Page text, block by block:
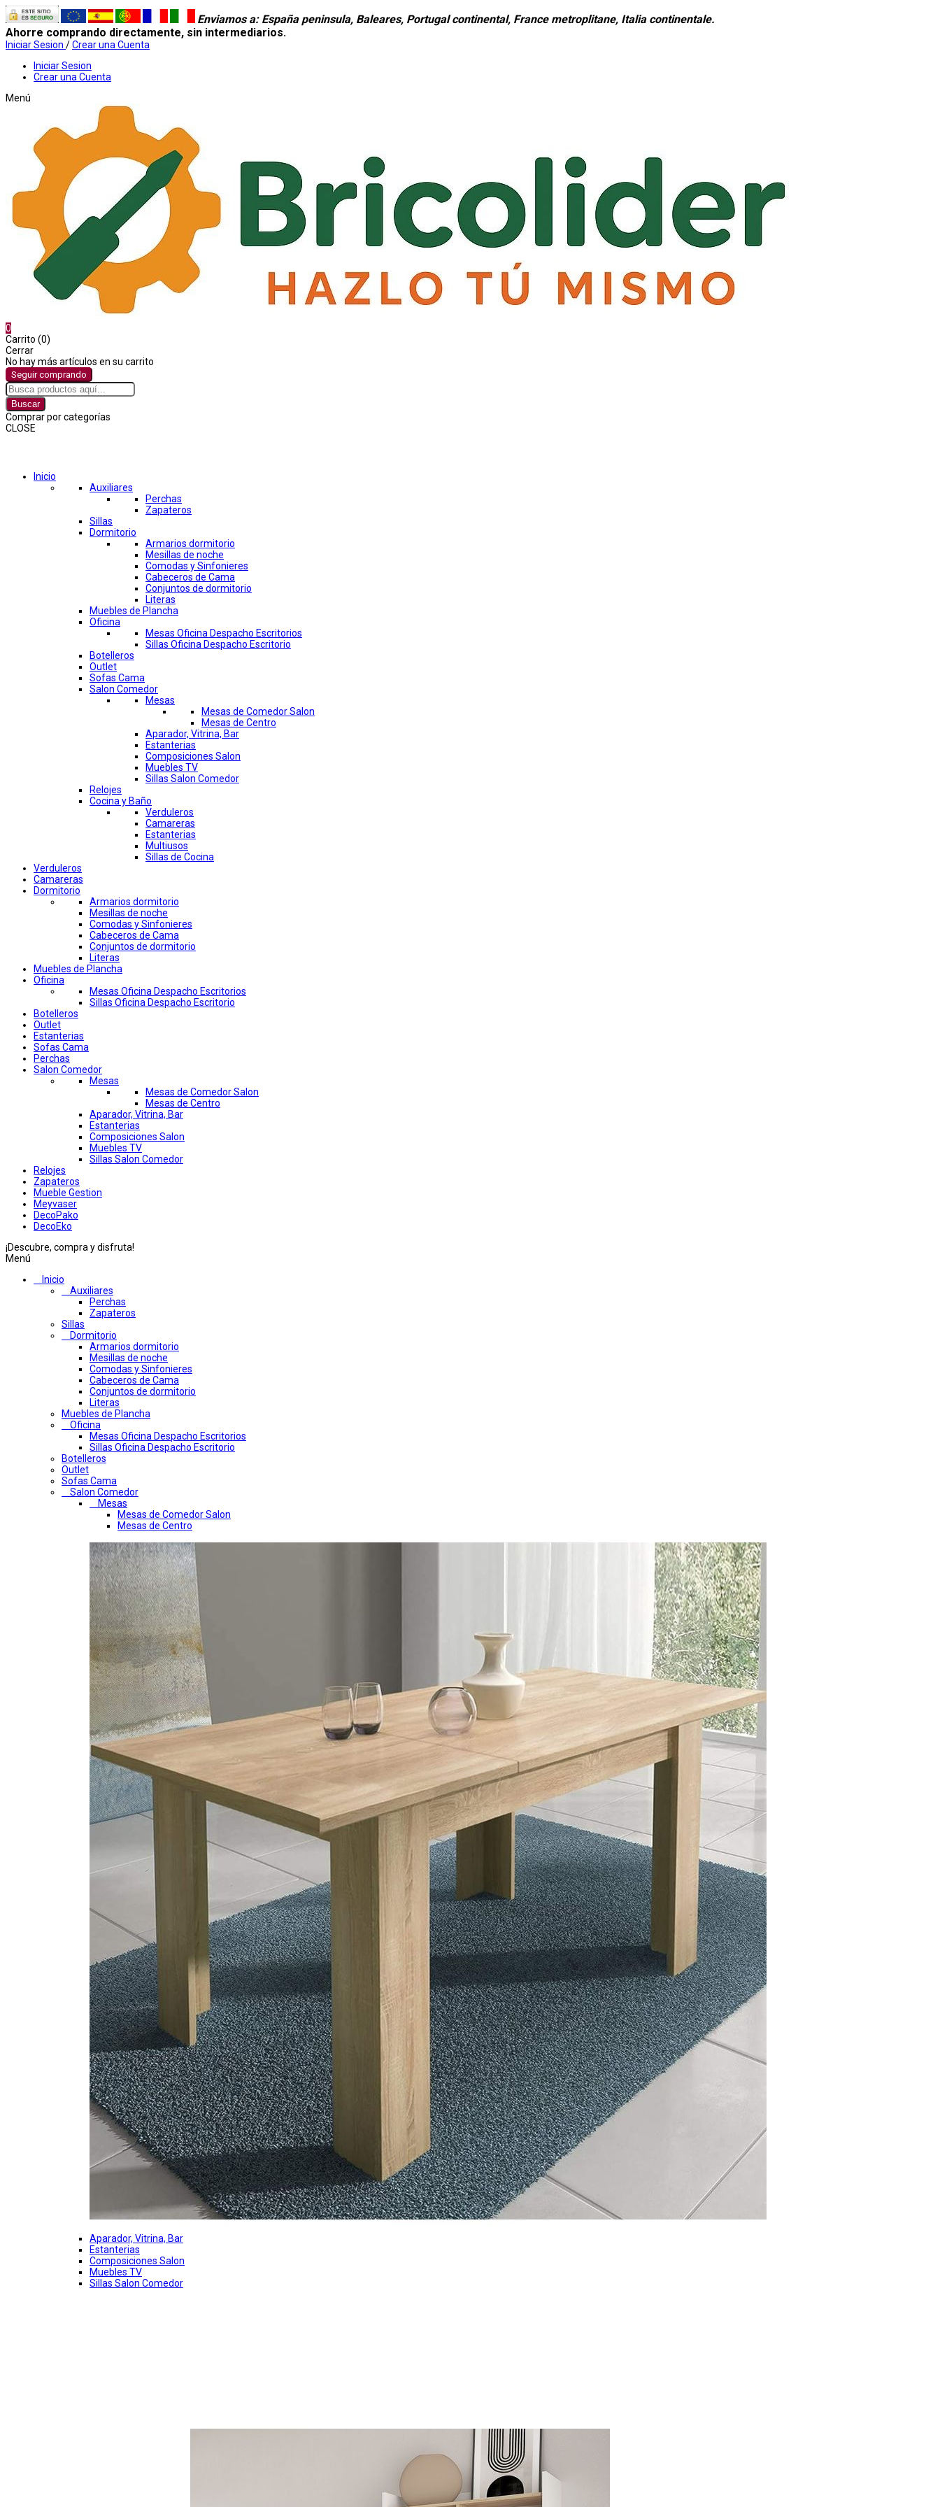
Enviamos a: España peninsula, Baleares, Portugal continental, France metroplitane, Italia continentale.
Ahorre comprando directamente, sin intermediarios.
Iniciar Sesion /Crear una Cuenta
Iniciar Sesion
Crear una Cuenta
Menú
0
Carrito (0)
Cerrar
No hay más artículos en su carrito
Seguir comprando
Buscar
Comprar por categorías
CLOSE
Inicio
Auxiliares
Perchas
Zapateros
Sillas
Dormitorio
Armarios dormitorio
Mesillas de noche
Comodas y Sinfonieres
Cabeceros de Cama
Conjuntos de dormitorio
Literas
Muebles de Plancha
Oficina
Mesas Oficina Despacho Escritorios
Sillas Oficina Despacho Escritorio
Botelleros
Outlet
Sofas Cama
Salon Comedor
Mesas
Mesas de Comedor Salon
Mesas de Centro
Aparador, Vitrina, Bar
Estanterias
Composiciones Salon
Muebles TV
Sillas Salon Comedor
Relojes
Cocina y Baño
Verduleros
Camareras
Estanterias
Multiusos
Sillas de Cocina
Verduleros
Camareras
Dormitorio
Armarios dormitorio
Mesillas de noche
Comodas y Sinfonieres
Cabeceros de Cama
Conjuntos de dormitorio
Literas
Muebles de Plancha
Oficina
Mesas Oficina Despacho Escritorios
Sillas Oficina Despacho Escritorio
Botelleros
Outlet
Estanterias
Sofas Cama
Perchas
Salon Comedor
Mesas
Mesas de Comedor Salon
Mesas de Centro
Aparador, Vitrina, Bar
Estanterias
Composiciones Salon
Muebles TV
Sillas Salon Comedor
Relojes
Zapateros
Mueble Gestion
Meyvaser
DecoPako
DecoEko
¡Descubre, compra y disfruta!
Menú
Inicio
Auxiliares
Perchas
Zapateros
Sillas
Dormitorio
Armarios dormitorio
Mesillas de noche
Comodas y Sinfonieres
Cabeceros de Cama
Conjuntos de dormitorio
Literas
Muebles de Plancha
Oficina
Mesas Oficina Despacho Escritorios
Sillas Oficina Despacho Escritorio
Botelleros
Outlet
Sofas Cama
Salon Comedor
Mesas
Mesas de Comedor Salon
Mesas de Centro
Aparador, Vitrina, Bar
Estanterias
Composiciones Salon
Muebles TV
Sillas Salon Comedor